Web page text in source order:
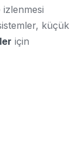
izlenmesi
küçük
için